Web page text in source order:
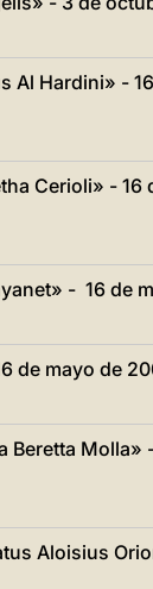
Al Hardini» -
Cerioli» - 16
- 16 de
de mayo de
Beretta Molla»
Aloisius